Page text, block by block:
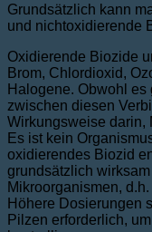
Grundsätzlich kann
und nichtoxidierende
Oxidierende Biozide
Brom, Chlordioxid,
Halogene. Obwohl
zwischen diesen
Wirkungsweise darin,
Es ist kein
oxidierendes Biozid
grundsätzlich
Mikroorganismen,
Höhere Dosierungen
Pilzen erforderlich,